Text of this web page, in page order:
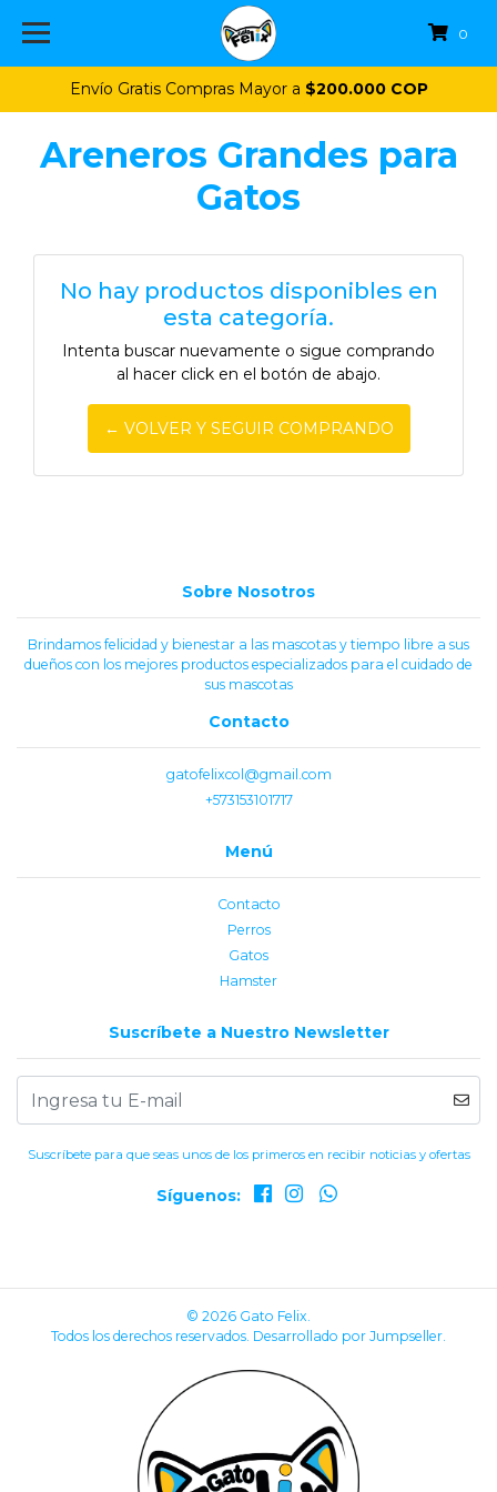
Envío Gratis Compras Mayor a $200.000 COP
0
Areneros Grandes para
Gatos
No hay productos disponibles en
esta categoría.
Intenta buscar nuevamente o sigue comprando
al hacer click en el botón de abajo.
← VOLVER Y SEGUIR COMPRANDO
Sobre Nosotros
Brindamos felicidad y bienestar a las mascotas y tiempo libre a sus
dueños con los mejores productos especializados para el cuidado de
sus mascotas
Contacto
gatofelixcol@gmail.com
+573153101717
Menú
Contacto
Perros
Gatos
Hamster
Suscríbete a Nuestro Newsletter
Suscríbete para que seas unos de los primeros en recibir noticias y ofertas
Síguenos:
© 2026 Gato Felix.
Todos los derechos reservados. Desarrollado por Jumpseller.